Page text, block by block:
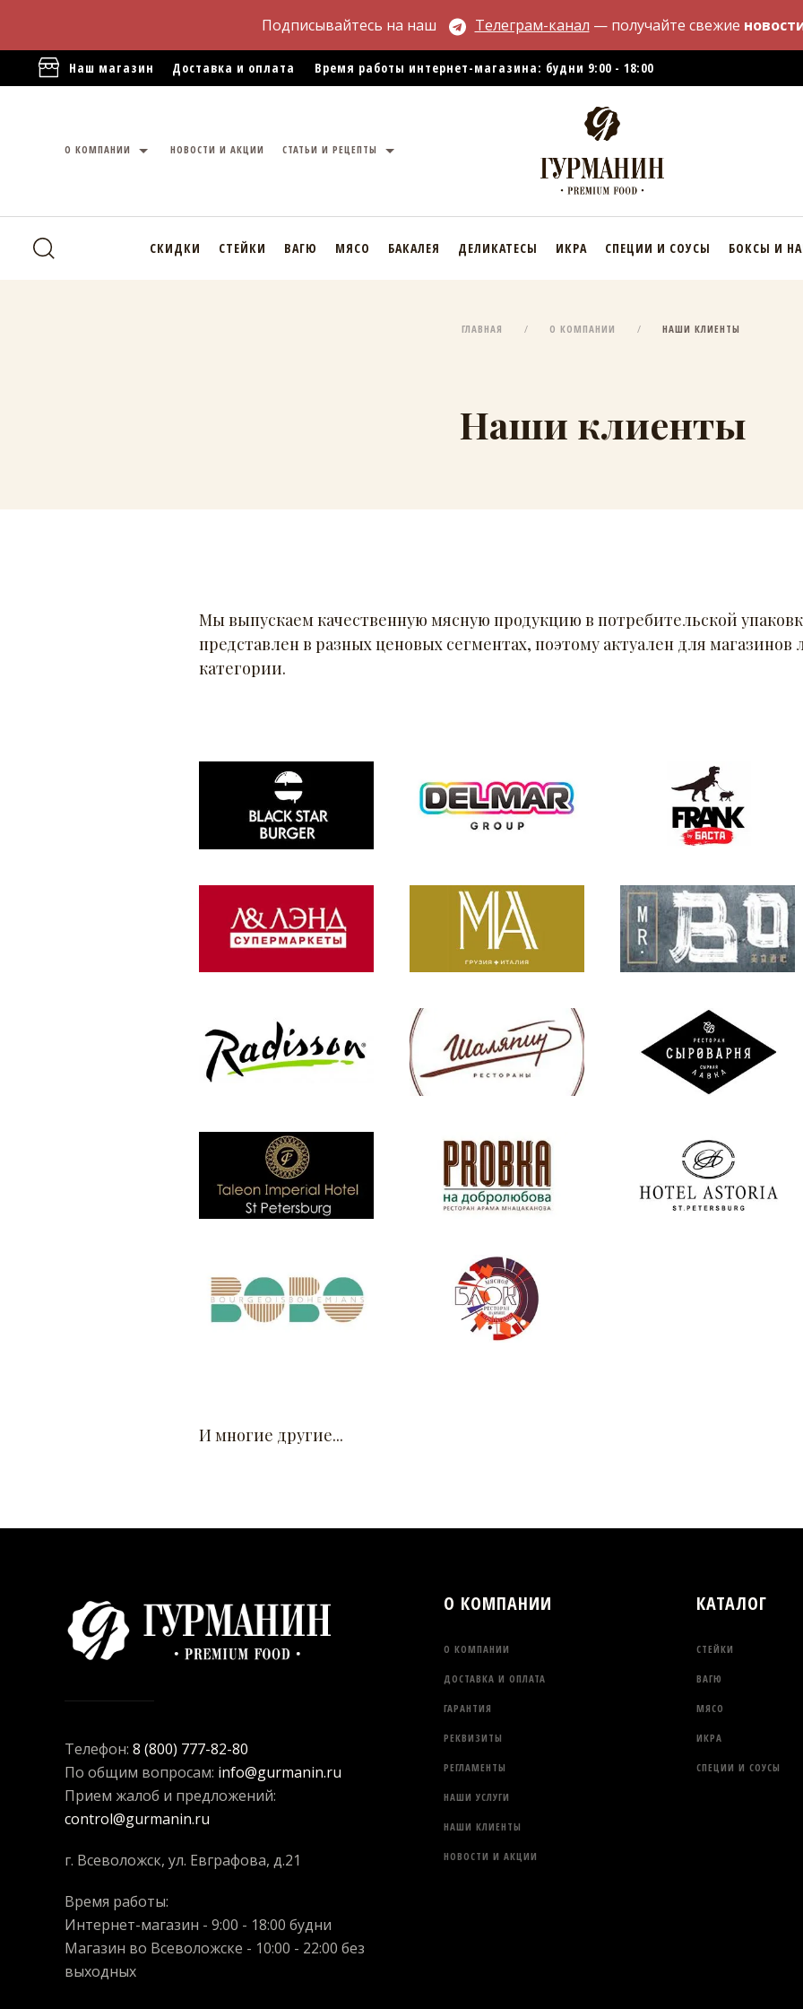
Подписывайтесь на наш Телеграм-канал — получайте свежие
Наш магазин Доставка и оплата Время работы интернет-магазина: будни 9:00 - 18:00
О КОМПАНИИ НОВОСТИ И АКЦИИ СТАТЬИ И РЕЦЕПТЫ
СКИДКИ СТЕЙКИ ВАГЮ МЯСО БАКАЛЕЯ ДЕЛИКАТЕСЫ ИКРА СПЕЦИИ И СОУСЫ БОКСЫ И
ГЛАВНАЯ О КОМПАНИИ НАШИ КЛИЕНТЫ
Наши клиенты
Мы выпускаем качественную мясную продукцию в потребительской
представлен в разных ценовых сегментах, поэтому актуален для
категории.
И многие другие...
Телефон: 8 (800) 777-82-80
По общим вопросам: info@gurmanin.ru
Прием жалоб и предложений:
control@gurmanin.ru
г. Всеволожск, ул. Евграфова, д.21
Время работы:
Интернет-магазин - 9:00 - 18:00 будни
Магазин во Всеволожске - 10:00 - 22:00 без
выходных
О КОМПАНИИ
О КОМПАНИИ
ДОСТАВКА И ОПЛАТА
ГАРАНТИЯ
РЕКВИЗИТЫ
РЕГЛАМЕНТЫ
НАШИ УСЛУГИ
НАШИ КЛИЕНТЫ
НОВОСТИ И АКЦИИ
КАТАЛОГ
СТЕЙКИ
ВАГЮ
МЯСО
ИКРА
СПЕЦИИ И СОУСЫ